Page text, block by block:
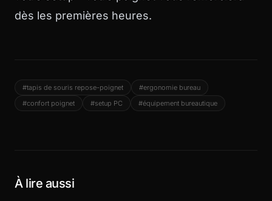
dès les premières heures.
#tapis de souris repose-poignet
#ergonomie bureau
#confort poignet
#setup PC #équipement bureautique
À lire aussi